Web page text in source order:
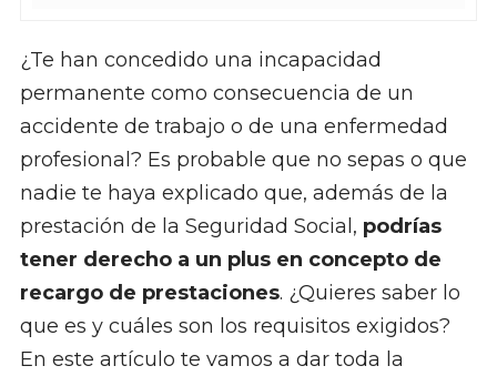
¿Te han concedido una incapacidad
permanente como consecuencia de un
accidente de trabajo o de una enfermedad
profesional? Es probable que no sepas o que
nadie te haya explicado que, además de la
prestación de la Seguridad Social, podrías
tener derecho a un plus en concepto de
recargo de prestaciones. ¿Quieres saber lo
que es y cuáles son los requisitos exigidos?
En este artículo te vamos a dar toda la